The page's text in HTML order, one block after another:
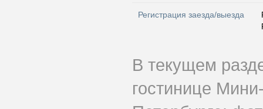
Регистрация заезда/выезда
В текущем
гостинице